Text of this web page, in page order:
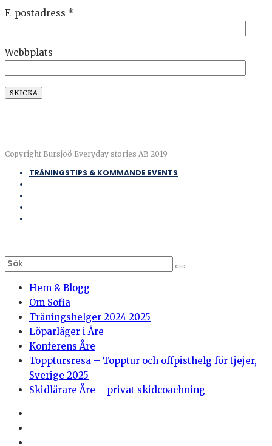
E-postadress *
Webbplats
Copyright Bursjöö Everyday stories AB 2019
TRÄNINGSTIPS & KOMMANDE EVENTS
Hem & Blogg
Om Sofia
Träningshelger 2024-2025
Löparläger i Åre
Konferens Åre
Topptursresa – Topptur och offpisthelg för tjejer,
Sverige 2025
Skidlärare Åre – privat skidcoachning